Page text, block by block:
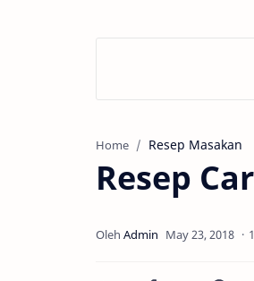
Home Resep Masakan
Resep